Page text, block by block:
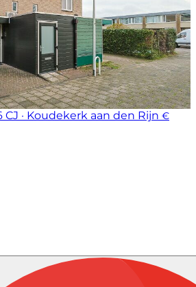
CJ · Koudekerk aan den Rijn €